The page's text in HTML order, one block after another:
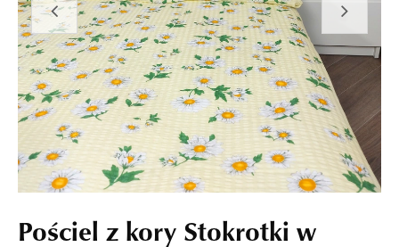
Pościel z kory Stokrotki w